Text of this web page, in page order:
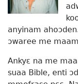
anyinam
ɔwaree me
Ankyɛ na me
suaa Bible, enti